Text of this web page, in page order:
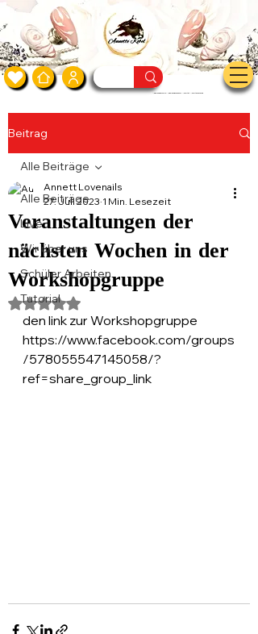
Nageldesign Schule - Nageldesign Zubehör - Nailartist - Nailartausbildung
Beitrag
Alle Beiträge
Live
Wir über uns
Schüler Arbeiten
Tutorial
Alle Beiträge
Veranstaltungen der
nächsten Wochen in der
Workshopgruppe
Annett Lovenails
27. Juli 2023 1 Min. Lesezeit
Mit NaN von 5 Sternen bewertet.
den link zur Workshopgruppe
https://www.facebook.com/groups
/578055547145058/?
ref=share_group_link